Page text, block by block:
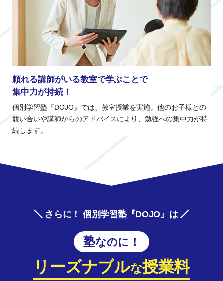
頼れる講師がいる教室で学ぶことで
集中力が持続！
個別学習塾『DOJO』では、教室授業を実施。他のお子様との
競い合いや講師からのアドバイスにより、勉強への集中力が持
続します。
さらに！ 個別学習塾『DOJO』は
塾なのに！
リーズナブルな授業料